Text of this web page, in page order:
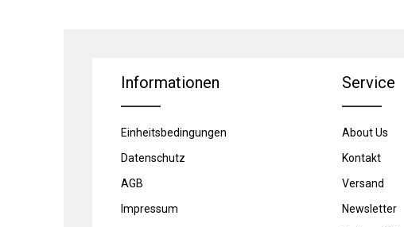
Informationen
Einheitsbedingungen
Datenschutz
AGB
Impressum
Service
About Us
Kontakt
Versand
Newsletter